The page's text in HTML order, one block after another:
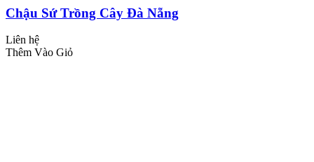
Chậu Sứ Trồng Cây Đà Nẵng
Liên hệ
Thêm Vào Giỏ